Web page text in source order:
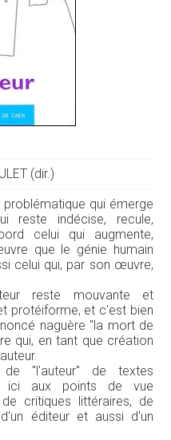
(dir.)
problématique qui émerge
reste indécise, recule,
celui qui augmente,
que le génie humain
celui qui, par son œuvre,
reste mouvante et
protéiforme, et c'est bien
naguère "la mort de
qui, en tant que création
de "l'auteur" de textes
ici aux points de vue
critiques littéraires, de
éditeur et aussi d'un